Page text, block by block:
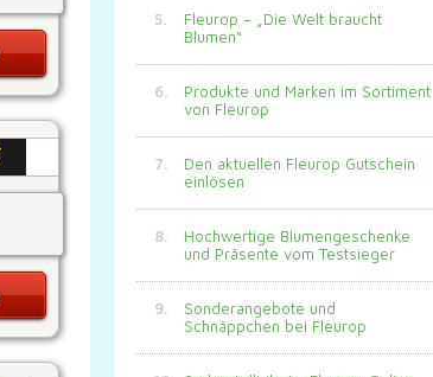
Fleurop – „Die Welt braucht
Blumen“
Produkte und Marken im Sortiment
von Fleurop
Den aktuellen Fleurop Gutschein
einlösen
Hochwertige Blumengeschenke
und Präsente vom Testsieger
Sonderangebote und
Schnäppchen bei Fleurop